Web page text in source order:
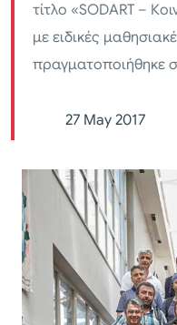
τίτλο «SODART –
με ειδικές
πραγματοποιήθηκε
27 May 2017